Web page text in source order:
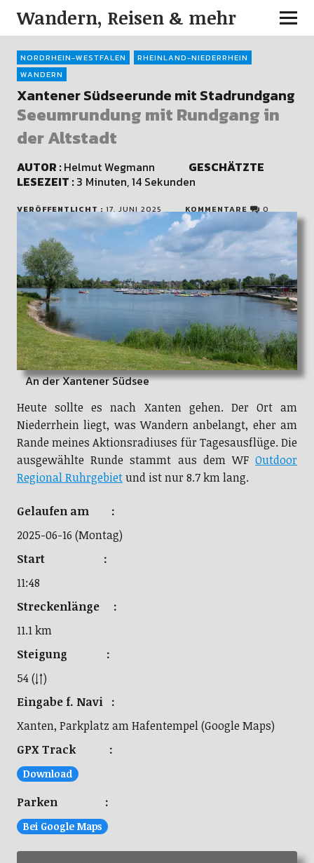
Wandern, Reisen & mehr
NORDRHEIN-WESTFALEN
RHEINLAND-NIEDERRHEIN
WANDERN
Xantener Südseerunde mit Stadrundgang
Seeumrundung mit Rundgang in
der Altstadt
AUTOR :Helmut Wegmann GESCHÄTZTE
LESEZEIT :3 Minuten, 14 Sekunden
VERÖFFENTLICHT : 17. JUNI 2025 KOMMENTARE 0
An der Xantener Südsee
Heute sollte es nach Xanten gehen. Der Ort am
Niederrhein liegt, was Wandern anbelangt, eher am
Rande meines Aktionsradiuses für Tagesausflüge. Die
ausgewählte Runde stammt aus dem WFOutdoor
Regional Ruhrgebietund ist nur 8.7 km lang.
Gelaufen am :
2025-06-16 (Montag)
Start :
11:48
Streckenlänge :
11.1 km
Steigung :
54 (↓↑)
Eingabe f. Navi :
Xanten, Parkplatz am Hafentempel (Google Maps)
GPX Track :
Download
Parken :
Bei Google Maps